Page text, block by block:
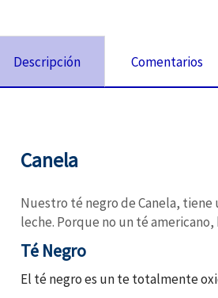
Descripción Comentarios
Canela
Nuestro té negro de Canela,
leche. Porque no un té
Té Negro
El té negro es un te totalmente